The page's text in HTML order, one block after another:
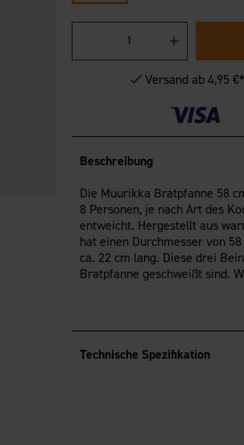
Versand ab 4,95
Beschreibung
Die Muurikka Bratpfanne 58
8 Personen, je nach Art des
entweicht. Hergestellt aus
hat einen Durchmesser von
ca. 22 cm lang. Diese drei
Bratpfanne geschweißt sind.
Technische Spezifikation